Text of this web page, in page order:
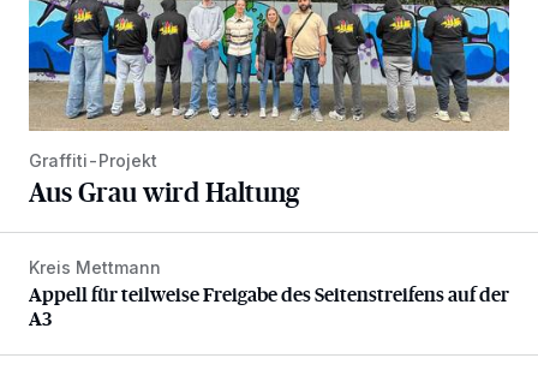
Graffiti-Projekt
Aus Grau wird Haltung
Appell für teilweise Freigabe des Seitenstreifens auf der A3
Kreis Mettmann
Appell für teilweise Freigabe des Seitenstreifens auf der
A3